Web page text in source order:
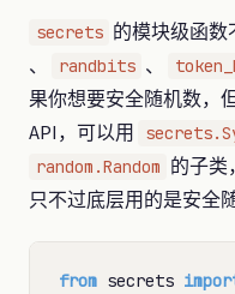
secrets 的模块级函数
、 randbits 、
果你想要安全随机数，
API，可以用
random.Random 的子类
只不过底层用的是安全
from secrets